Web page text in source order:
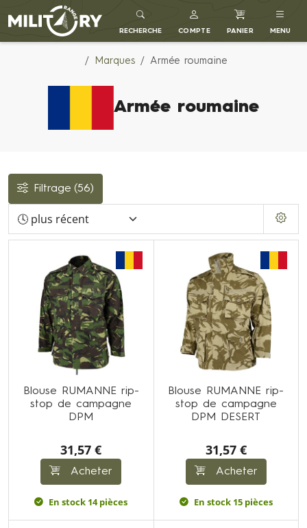
MILITARY RANGE FR
RECHERCHE COMPTE PANIER MENU
Marques Armée roumaine
Armée roumaine
Filtrage (56)
Blouse RUMANNE rip-
stop de campagne
DPM
31,57 €
Acheter
En stock 14 pièces
Blouse RUMANNE rip-
stop de campagne
DPM DESERT
31,57 €
Acheter
En stock 15 pièces